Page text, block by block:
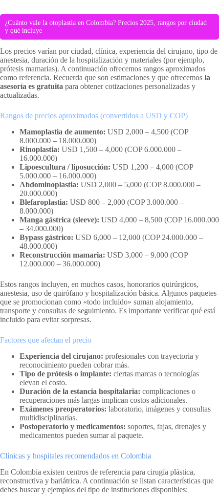
¿Cuánto vale la otoplastia en Colombia? Precios 2025, rangos por ciudad
y qué incluye
Los precios varían por ciudad, clínica, experiencia del cirujano, tipo de
anestesia, duración de la hospitalización y materiales (por ejemplo,
prótesis mamarias). A continuación ofrecemos rangos aproximados
como referencia. Recuerda que son estimaciones y que ofrecemos la
asesoría es gratuita para obtener cotizaciones personalizadas y
actualizadas.
Rangos de precios aproximados (convertidos a USD y COP)
Mamoplastia de aumento: USD 2,000 – 4,500 (COP
8.000.000 – 18.000.000)
Rinoplastia: USD 1,500 – 4,000 (COP 6.000.000 –
16.000.000)
Lipoescultura / liposucción: USD 1,200 – 4,000 (COP
5.000.000 – 16.000.000)
Abdominoplastia: USD 2,000 – 5,000 (COP 8.000.000 –
20.000.000)
Blefaroplastia: USD 800 – 2,000 (COP 3.000.000 –
8.000.000)
Manga gástrica (sleeve): USD 4,000 – 8,500 (COP 16.000.000
– 34.000.000)
Bypass gástrico: USD 6,000 – 12,000 (COP 24.000.000 –
48.000.000)
Reconstrucción mamaria: USD 3,000 – 9,000 (COP
12.000.000 – 36.000.000)
Estos rangos incluyen, en muchos casos, honorarios quirúrgicos,
anestesia, uso de quirófano y hospitalización básica. Algunos paquetes
que se promocionan como «todo incluido» suman alojamiento,
transporte y consultas de seguimiento. Es importante verificar qué está
incluido para evitar sorpresas.
Factores que afectan el precio
Experiencia del cirujano: profesionales con trayectoria y
reconocimiento pueden cobrar más.
Tipo de prótesis o implante: ciertas marcas o tecnologías
elevan el costo.
Duración de la estancia hospitalaria: complicaciones o
recuperaciones más largas implican costos adicionales.
Exámenes preoperatorios: laboratorio, imágenes y consultas
multidisciplinarias.
Postoperatorio y medicamentos: soportes, fajas, drenajes y
medicamentos pueden sumar al paquete.
Clínicas y hospitales recomendados en Colombia
En Colombia existen centros de referencia para cirugía plástica,
reconstructiva y bariátrica. A continuación se listan características que
debes buscar y ejemplos del tipo de instituciones disponibles: